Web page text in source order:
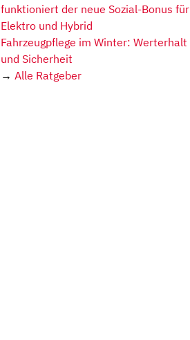
funktioniert der neue Sozial-Bonus für
Elektro und Hybrid
Fahrzeugpflege im Winter: Werterhalt
und Sicherheit
→ Alle Ratgeber